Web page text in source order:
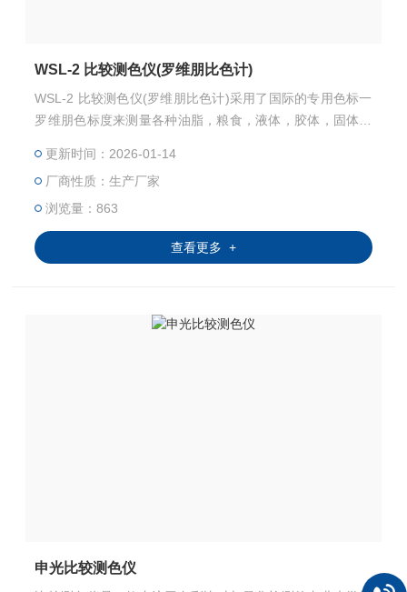
WSL-2 比较测色仪(罗维朋比色计)
WSL-2 比较测色仪(罗维朋比色计)采用了国际的专用色标一
罗维朋色标度来测量各种油脂，粮食，液体，胶体，固体和
更新时间：2026-01-14
厂商性质：生产厂家
浏览量：863
查看更多 +
申光比较测色仪